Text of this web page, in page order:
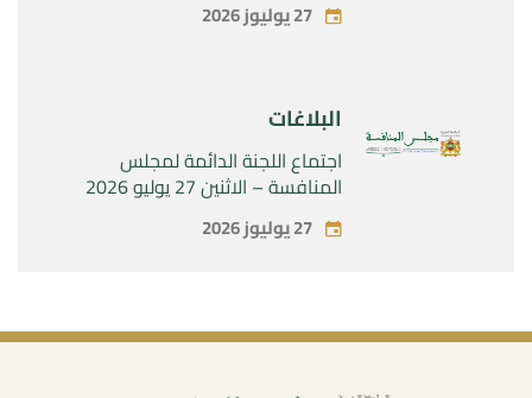
SAS »27 يوليوز 2026
البلاغات
اجتماع اللجنة الدائمة لمجلس
المنافسة – الاثنين 27 يوليو 2026
27 يوليوز 2026